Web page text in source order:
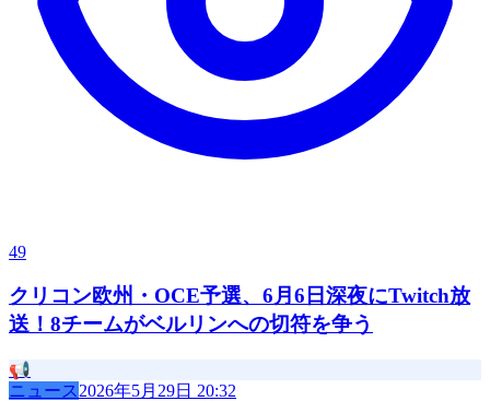
49
クリコン欧州・OCE予選、6月6日深夜にTwitch放
送！8チームがベルリンへの切符を争う
📢
ニュース 2026年5月29日 20:32